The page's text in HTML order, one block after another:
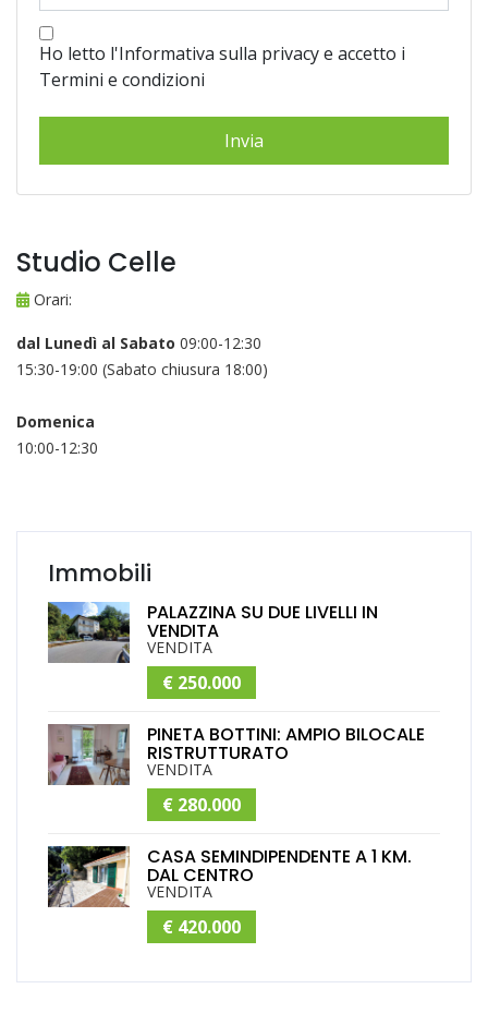
Ho letto l'Informativa sulla privacy e accetto i
Termini e condizioni
Studio Celle
Orari:
dal Lunedì al Sabato 09:00-12:30
15:30-19:00 (Sabato chiusura 18:00)
Domenica
10:00-12:30
Immobili
PALAZZINA SU DUE LIVELLI IN
VENDITA
VENDITA
€ 250.000
PINETA BOTTINI: AMPIO BILOCALE
RISTRUTTURATO
VENDITA
€ 280.000
CASA SEMINDIPENDENTE A 1 KM.
DAL CENTRO
VENDITA
€ 420.000